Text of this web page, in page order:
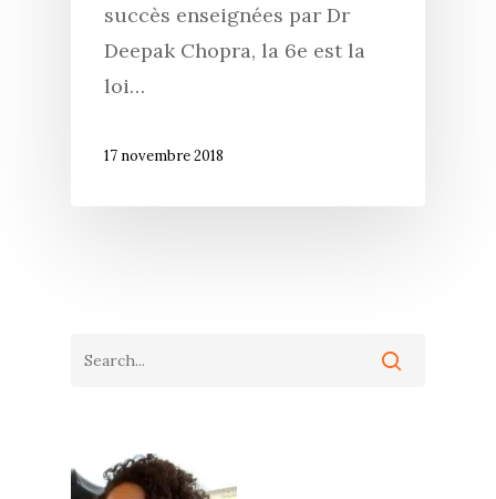
succès enseignées par Dr
Deepak Chopra, la 6e est la
loi…
17 novembre 2018